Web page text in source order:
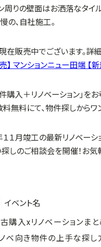
周りの壁面はお洒落なタイ
の、自社施工。
在販売中でございます。詳
】 マンションニュー田端 【
購入＋リノベーション」を
無料にて、物件探しからワ
１１月竣工の最新リノベーシ
しのご相談会を開催！お
イベント名
購入xリノベーションま
ベ向き物件の上手な探